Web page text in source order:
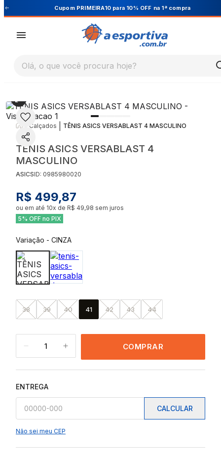
Cupom PRIMEIRA10 para 10% OFF na 1ª compra
Olá, o que você procura hoje?
Calçados TÊNIS ASICS VERSABLAST 4 MASCULINO
TÊNIS ASICS VERSABLAST 4
MASCULINO
ASICSID: 0985980020
R$ 499,87
ou em até 10x de R$ 49,98 sem juros
5% OFF no PIX
Variação - CINZA
38 39 40 41 42 43 44
1 COMPRAR
ENTREGA
CALCULAR
Não sei meu CEP